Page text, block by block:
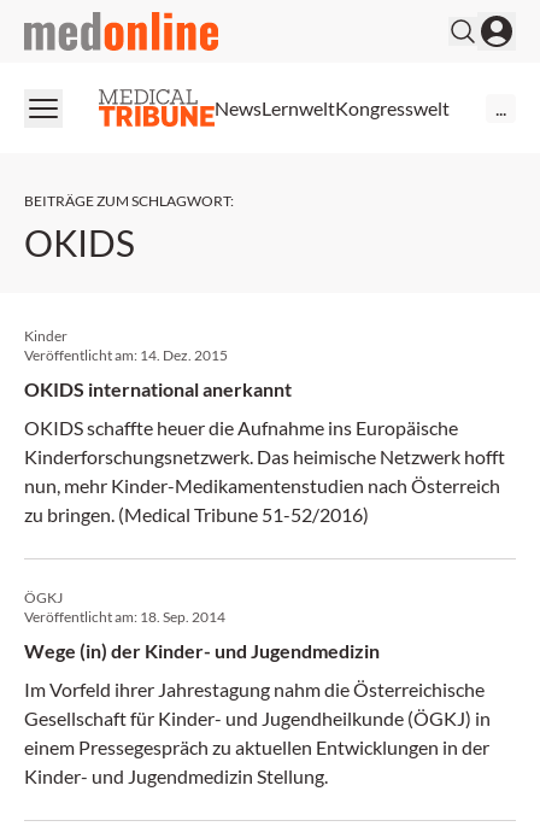
medonline
NewsLernweltKongresswelt
BEITRÄGE ZUM SCHLAGWORT:
OKIDS
Kinder
Veröffentlicht am: 14. Dez. 2015
OKIDS international anerkannt
OKIDS schaffte heuer die Aufnahme ins Europäische
Kinderforschungsnetzwerk. Das heimische Netzwerk hofft
nun, mehr Kinder-Medikamentenstudien nach Österreich
zu bringen. (Medical Tribune 51-52/2016)
ÖGKJ
Veröffentlicht am: 18. Sep. 2014
Wege (in) der Kinder- und Jugendmedizin
Im Vorfeld ihrer Jahrestagung nahm die Österreichische
Gesellschaft für Kinder- und Jugendheilkunde (ÖGKJ) in
einem Pressegespräch zu aktuellen Entwicklungen in der
Kinder- und Jugendmedizin Stellung.